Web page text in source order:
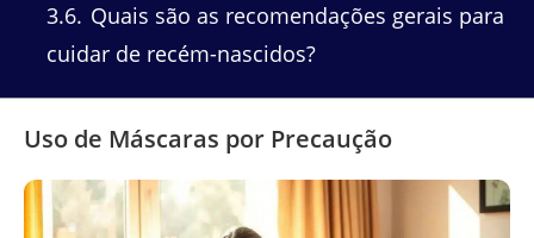
3.6 Quais são as recomendações gerais para
cuidar de recém-nascidos?
Uso de Máscaras por Precaução